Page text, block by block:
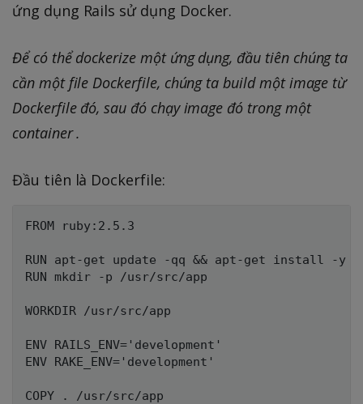
ứng dụng Rails sử dụng Docker.
Để có thể dockerize một ứng dụng, đầu tiên chúng ta
cần một file Dockerfile, chúng ta build một image từ
Dockerfile đó, sau đó chạy image đó trong một
container .
Đầu tiên là Dockerfile:
FROM ruby:2.5.3
RUN apt-get update -qq && apt-get install -y
RUN mkdir -p /usr/src/app
WORKDIR /usr/src/app
ENV RAILS_ENV='development'
ENV RAKE_ENV='development'
COPY . /usr/src/app